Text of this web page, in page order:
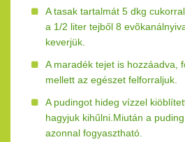
A tasak tartalmát 5 dkg
a 1/2 liter tejből 8
keverjük.
A maradék tejet is hozzáadva,
mellett az egészet felforraljuk.
A pudingot hideg vízzel
hagyjuk kihűlni.Miután a
azonnal fogyasztható.